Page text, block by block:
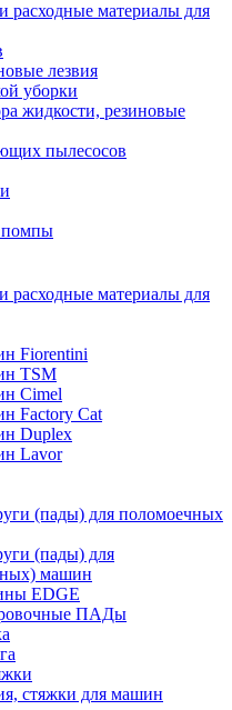
расходные материалы для
лезвия
уборки
жидкости, резиновые
пылесосов
помпы
расходные материалы для
Fiorentini
TSM
Cimel
Factory Cat
Duplex
Lavor
(пады) для поломоечных
(пады) для
машин
EDGE
ПАДы
стяжки для машин